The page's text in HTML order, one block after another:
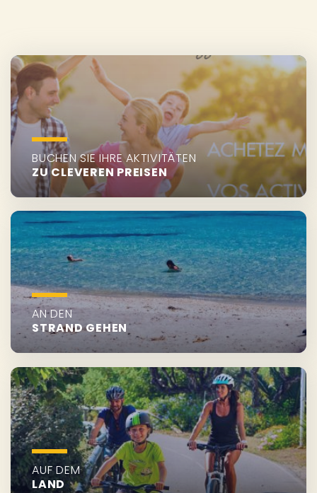
BUCHEN SIE IHRE AKTIVITÄTEN
ZU CLEVEREN PREISEN
AN DEN
STRAND GEHEN
AUF DEM
LAND